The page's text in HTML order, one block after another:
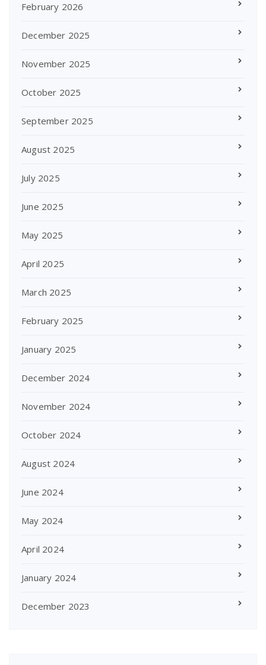
February 2026
December 2025
November 2025
October 2025
September 2025
August 2025
July 2025
June 2025
May 2025
April 2025
March 2025
February 2025
January 2025
December 2024
November 2024
October 2024
August 2024
June 2024
May 2024
April 2024
January 2024
December 2023